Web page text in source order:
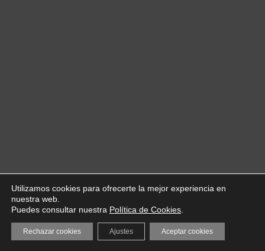
Utilizamos cookies para ofrecerte la mejor experiencia en
nuestra web.
Puedes consultar nuestra Política de Cookies
Aceptar cookies
Rechazar cookies Ajustes